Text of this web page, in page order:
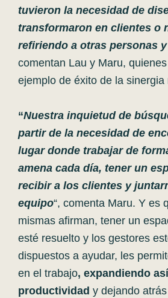
tuvieron la necesidad de
transformaron en clientes o
refiriendo a otras personas
comentan Lau y Maru,
ejemplo de éxito de la sinergia
“Nuestra inquietud de
partir de la necesidad de
lugar donde trabajar de
amena cada día, tener un
recibir a los clientes y
equipo“, comenta Maru. Y es
mismas afirman, tener un
esté resuelto y los gestores
dispuestos a ayudar, les
en el trabajo, expandiendo
productividad y dejando